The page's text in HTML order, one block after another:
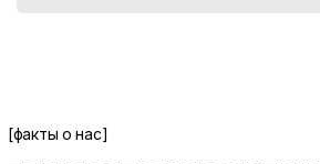
[факты о нас]